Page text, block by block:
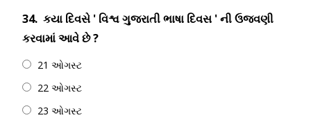
34. કયા દિવસે ' વિશ્વ ગુજરાતી ભાષા દિવસ ' ની ઉજવણી
કરવામાં આવે છે ?
21 ઓગસ્ટ
22 ઓગસ્ટ
23 ઓગસ્ટ